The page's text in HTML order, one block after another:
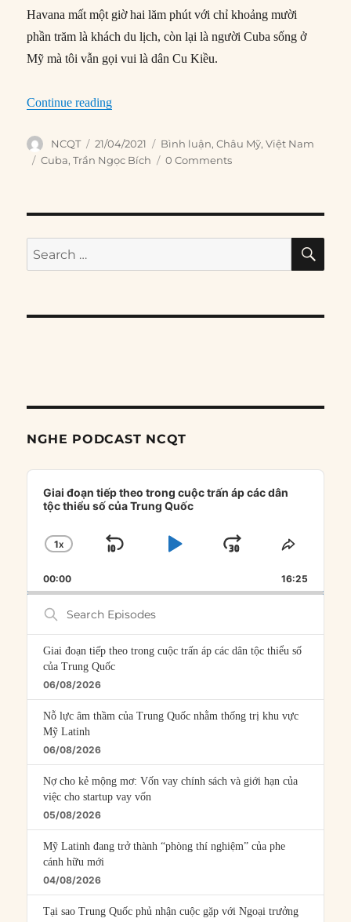
Havana mất một giờ hai lăm phút với chỉ khoảng mười
phần trăm là khách du lịch, còn lại là người Cuba sống ở
Mỹ mà tôi vẫn gọi vui là dân Cu Kiều.
Continue reading“Cuba hiện nay là quá khứ của Việt Nam”
Author
NCQT
Posted
on
21/04/2021 Categories
Bình luận,Châu Mỹ,Việt Nam
Tags
Cuba,Trần Ngọc Bích 0 Comments
Search
for:
NGHE PODCAST NCQT
Audio
Player
Giai đoạn tiếp theo trong cuộc trấn áp các dân
tộc thiểu số của Trung Quốc
CHANGE
RATE
1X
SKIP
PLAYJUMP
FORWARD
SHARE
00:00 16:25
Search
Episodes
Giai đoạn tiếp theo trong cuộc trấn áp các dân tộc thiểu số
của Trung Quốc
06/08/2026
Nỗ lực âm thầm của Trung Quốc nhằm thống trị khu vực
Mỹ Latinh
06/08/2026
Nợ cho kẻ mộng mơ: Vốn vay chính sách và giới hạn của
việc cho startup vay vốn
05/08/2026
Mỹ Latinh đang trở thành “phòng thí nghiệm” của phe
cánh hữu mới
04/08/2026
Tại sao Trung Quốc phủ nhận cuộc gặp với Ngoại trưởng